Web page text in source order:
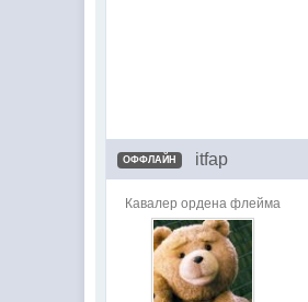
ОФФЛАЙН itfap
Кавалер ордена флейма